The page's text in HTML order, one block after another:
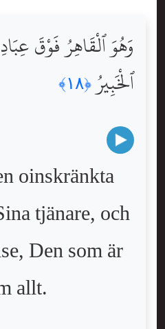
وَهُوَ ٱلْقَاهِرُ فَوْقَ
ٱلْخَبِيرُ﴿١٨﴾
oinskränkta
tjänare, och
Den som är
allt.